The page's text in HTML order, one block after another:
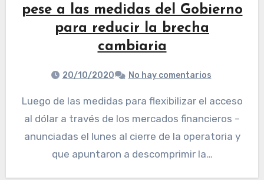
pese a las medidas del Gobierno
para reducir la brecha
cambiaria
20/10/2020 No hay comentarios
Luego de las medidas para flexibilizar el acceso
al dólar a través de los mercados financieros –
anunciadas el lunes al cierre de la operatoria y
que apuntaron a descomprimir la…